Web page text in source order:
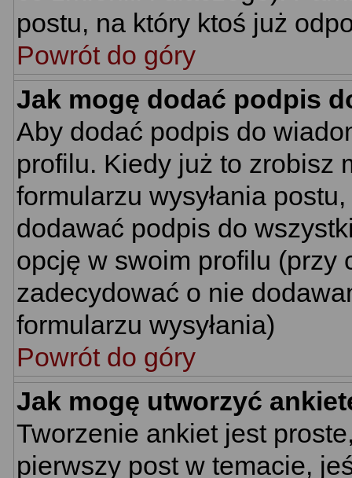
postu, na który ktoś już
Powrót do góry
Jak mogę dodać podpis
Aby dodać podpis do
profilu. Kiedy już to zrobisz
formularzu wysyłania
dodawać podpis do
opcję w swoim profilu (przy
zadecydować o nie
formularzu wysyłania)
Powrót do góry
Jak mogę utworzyć
Tworzenie ankiet jest
pierwszy post w temacie,